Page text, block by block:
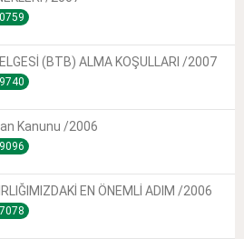
(BTB) ALMA KOŞULLARI /2007
Kanunu /2006
EN ÖNEMLİ ADIM /2006